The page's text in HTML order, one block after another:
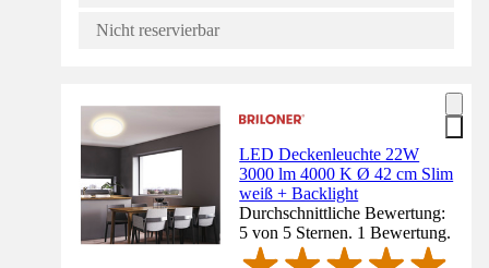
Nicht reservierbar
LED Deckenleuchte 22W
3000 lm 4000 K Ø 42 cm Slim
weiß + Backlight
Durchschnittliche Bewertung:
5 von 5 Sternen. 1 Bewertung.